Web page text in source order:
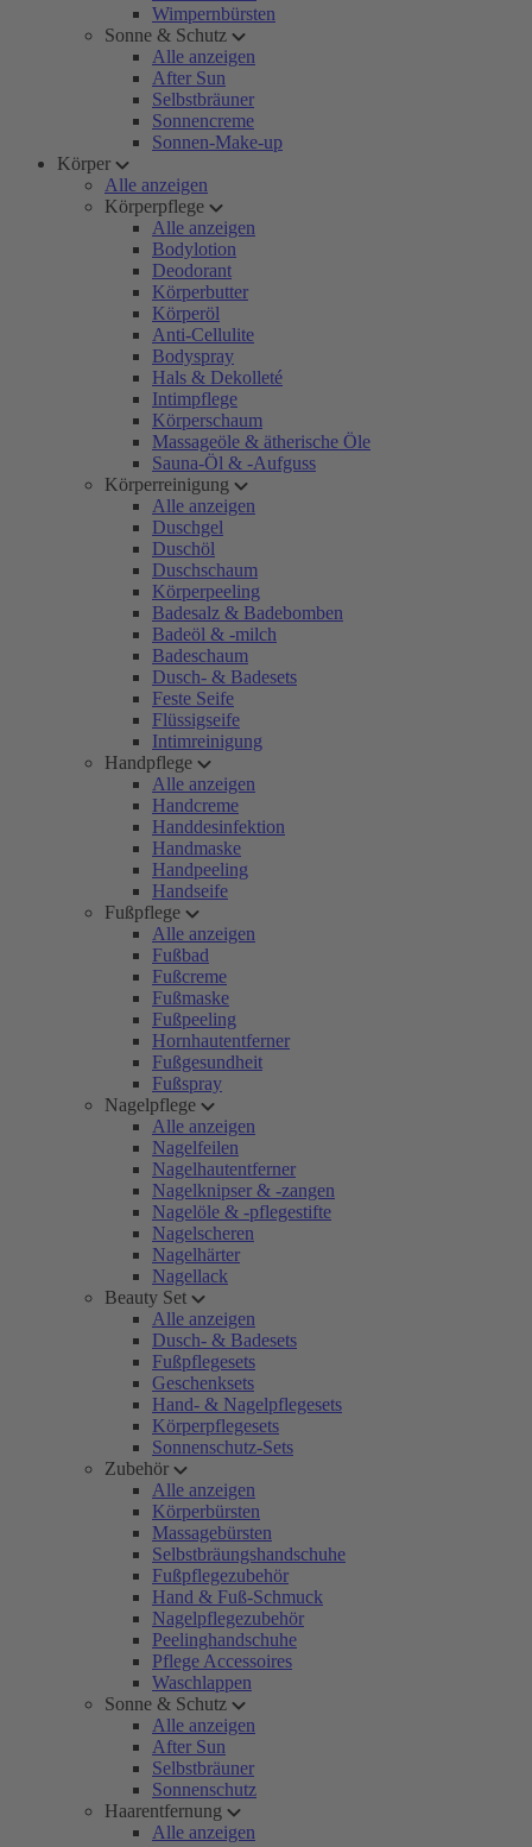
Wimpernbürsten
Sonne & Schutz
Alle anzeigen
After Sun
Selbstbräuner
Sonnencreme
Sonnen-Make-up
Körper
Alle anzeigen
Körperpflege
Alle anzeigen
Bodylotion
Deodorant
Körperbutter
Körperöl
Anti-Cellulite
Bodyspray
Hals & Dekolleté
Intimpflege
Körperschaum
Massageöle & ätherische Öle
Sauna-Öl & -Aufguss
Körperreinigung
Alle anzeigen
Duschgel
Duschöl
Duschschaum
Körperpeeling
Badesalz & Badebomben
Badeöl & -milch
Badeschaum
Dusch- & Badesets
Feste Seife
Flüssigseife
Intimreinigung
Handpflege
Alle anzeigen
Handcreme
Handdesinfektion
Handmaske
Handpeeling
Handseife
Fußpflege
Alle anzeigen
Fußbad
Fußcreme
Fußmaske
Fußpeeling
Hornhautentferner
Fußgesundheit
Fußspray
Nagelpflege
Alle anzeigen
Nagelfeilen
Nagelhautentferner
Nagelknipser & -zangen
Nagelöle & -pflegestifte
Nagelscheren
Nagelhärter
Nagellack
Beauty Set
Alle anzeigen
Dusch- & Badesets
Fußpflegesets
Geschenksets
Hand- & Nagelpflegesets
Körperpflegesets
Sonnenschutz-Sets
Zubehör
Alle anzeigen
Körperbürsten
Massagebürsten
Selbstbräungshandschuhe
Fußpflegezubehör
Hand & Fuß-Schmuck
Nagelpflegezubehör
Peelinghandschuhe
Pflege Accessoires
Waschlappen
Sonne & Schutz
Alle anzeigen
After Sun
Selbstbräuner
Sonnenschutz
Haarentfernung
Alle anzeigen